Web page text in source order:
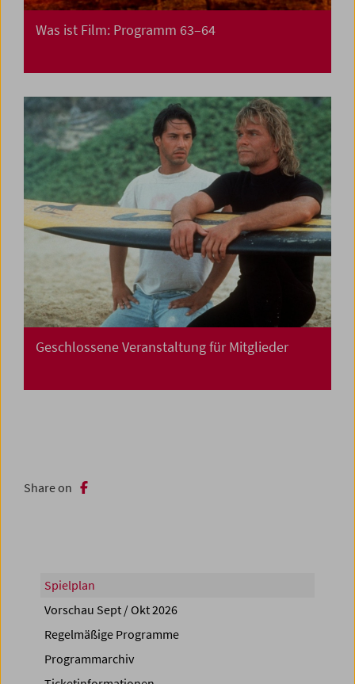
Was ist Film: Programm 63–64
Geschlossene Veranstaltung für Mitglieder
Share on
Spielplan
Vorschau Sept / Okt 2026
Regelmäßige Programme
Programmarchiv